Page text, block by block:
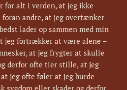
for alt i verden, at jeg ikke
foran andre, at jeg overtænker
lader op sammen med min
jeg fortrækker at være alene –
at jeg frygter at skulle
derfor ofte tier stille, at jeg
jeg ofte føler at jeg burde